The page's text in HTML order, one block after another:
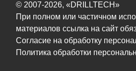
© 2007-2026, «DRILLTECH»
При полном или частичном
материалов ссылка на сайт
Согласие на обработку
Политика обработки